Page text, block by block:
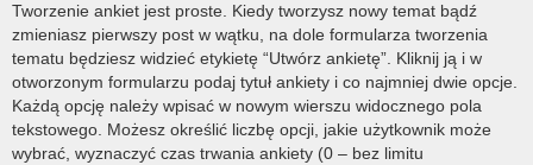
Tworzenie ankiet jest proste. Kiedy tworzysz nowy temat bądź
zmieniasz pierwszy post w wątku, na dole formularza tworzenia
tematu będziesz widzieć etykietę “Utwórz ankietę”. Kliknij ją i w
otworzonym formularzu podaj tytuł ankiety i co najmniej dwie opcje.
Każdą opcję należy wpisać w nowym wierszu widocznego pola
tekstowego. Możesz określić liczbę opcji, jakie użytkownik może
wybrać, wyznaczyć czas trwania ankiety (0 – bez limitu